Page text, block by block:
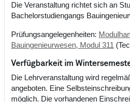
Die Veranstaltung richtet sich an
Bachelorstudiengangs
Prüfungsangelegenheiten:
Bauingenieurwesen, Modul 311
Verfügbarkeit im
Die Lehrveranstaltung wird
angeboten. Eine
möglich. Die vorhandenen